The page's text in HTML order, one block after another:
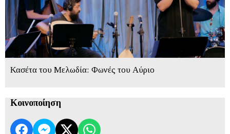
Κασέτα του Μελωδία: Φωνές του Αύριο
Κοινοποίηση